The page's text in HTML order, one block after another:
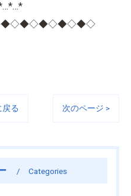
る 次のページ >
Categories